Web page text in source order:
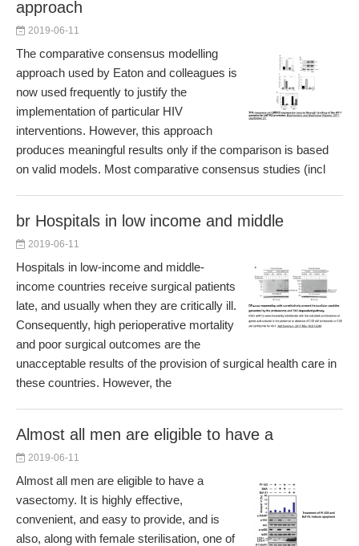
approach
2019-06-11
The comparative consensus modelling
approach used by Eaton and colleagues is
now used frequently to justify the
implementation of particular HIV
interventions. However, this approach
produces meaningful results only if the comparison is based
on valid models. Most comparative consensus studies (incl
br Hospitals in low income and middle
2019-06-11
Hospitals in low-income and middle-
income countries receive surgical patients
late, and usually when they are critically ill.
Consequently, high perioperative mortality
and poor surgical outcomes are the
unacceptable results of the provision of surgical health care in
these countries. However, the
Almost all men are eligible to have a
2019-06-11
Almost all men are eligible to have a
vasectomy. It is highly effective,
convenient, and easy to provide, and is
also, along with female sterilisation, one of